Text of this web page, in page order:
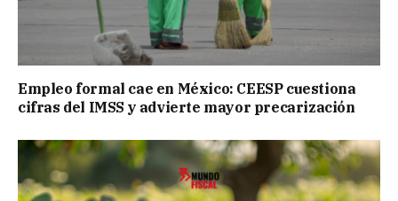
Empleo formal cae en México: CEESP cuestiona
cifras del IMSS y advierte mayor precarización